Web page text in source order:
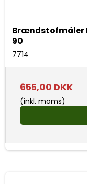
Brændstofmåler
90
7714
655,00 DKK
(inkl. moms)